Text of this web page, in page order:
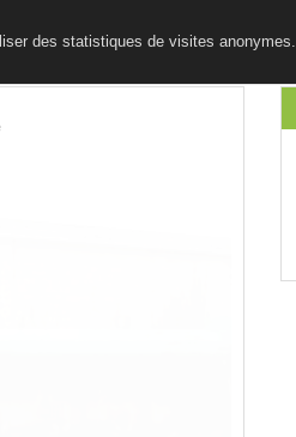
des statistiques de visites anonymes.